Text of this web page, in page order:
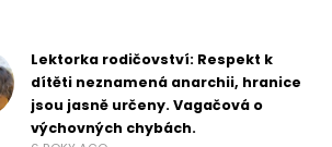
Lektorka rodičovství: Respekt k
dítěti neznamená anarchii, hranice
jsou jasně určeny. Vagačová o
výchovných chybách.